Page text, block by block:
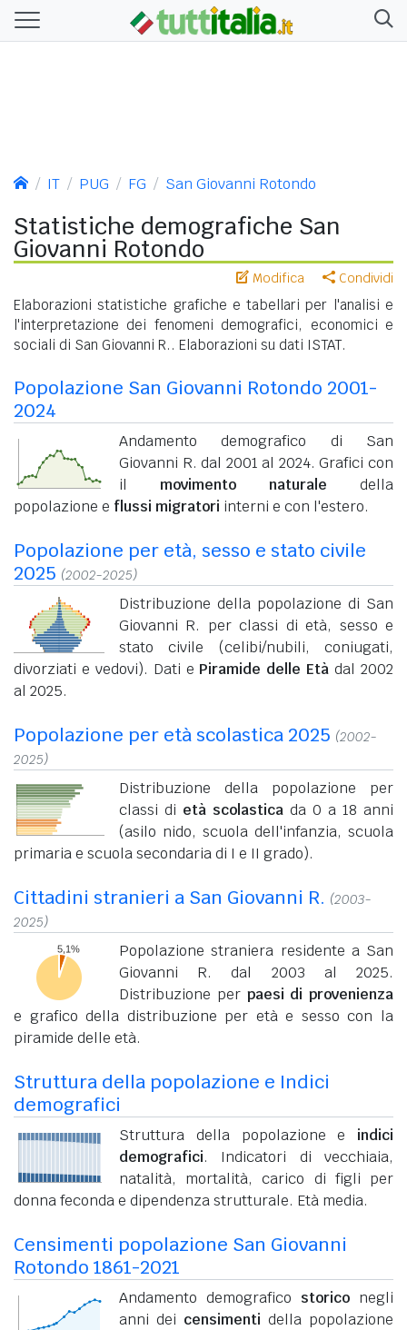
IT PUG FG San Giovanni Rotondo
Statistiche demografiche San
Giovanni Rotondo
Modifica Condividi
Elaborazioni statistiche grafiche e tabellari per l'analisi e
l'interpretazione dei fenomeni demografici, economici e
sociali di San Giovanni R.. Elaborazioni su dati ISTAT.
Popolazione San Giovanni Rotondo 2001-
2024
Andamento demografico di San
Giovanni R. dal 2001 al 2024. Grafici con
il movimento naturale della
popolazione e flussi migratori interni e con l'estero.
Popolazione per età, sesso e stato civile
2025 (2002-2025)
Distribuzione della popolazione di San
Giovanni R. per classi di età, sesso e
stato civile (celibi/nubili, coniugati,
divorziati e vedovi). Dati e Piramide delle Età dal 2002
al 2025.
Popolazione per età scolastica 2025 (2002-
2025)
Distribuzione della popolazione per
classi di età scolastica da 0 a 18 anni
(asilo nido, scuola dell'infanzia, scuola
primaria e scuola secondaria di I e II grado).
Cittadini stranieri a San Giovanni R. (2003-
2025)
Popolazione straniera residente a San
Giovanni R. dal 2003 al 2025.
Distribuzione per paesi di provenienza
e grafico della distribuzione per età e sesso con la
piramide delle età.
Struttura della popolazione e Indici
demografici
Struttura della popolazione e indici
demografici. Indicatori di vecchiaia,
natalità, mortalità, carico di figli per
donna feconda e dipendenza strutturale. Età media.
Censimenti popolazione San Giovanni
Rotondo 1861-2021
Andamento demografico storico negli
anni dei censimenti della popolazione